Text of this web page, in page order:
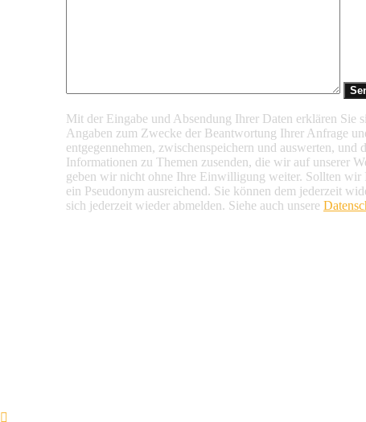
Mit der Eingabe und Absendung Ihrer Daten erklären Sie
Angaben zum Zwecke der Beantwortung Ihrer Anfrage
entgegennehmen, zwischenspeichern und auswerten, und
Informationen zu Themen zusenden, die wir auf unserer
geben wir nicht ohne Ihre Einwilligung weiter. Sollten wir
ein Pseudonym ausreichend. Sie können dem jederzeit
sich jederzeit wieder abmelden. Siehe auch unsere